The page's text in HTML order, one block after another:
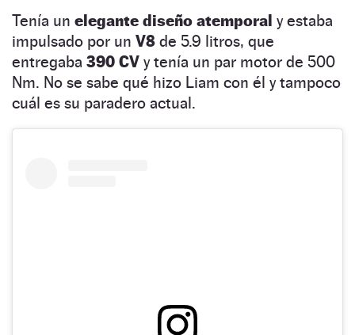
Tenía un elegante diseño atemporal y estaba
impulsado por un V8 de 5.9 litros, que
entregaba 390 CV y tenía un par motor de 500
Nm. No se sabe qué hizo Liam con él y tampoco
cuál es su paradero actual.